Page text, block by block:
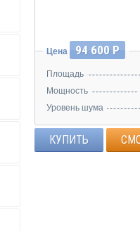
Цена 94 600 Р
Площадь
Мощность
Уровень шума
КУПИТЬ